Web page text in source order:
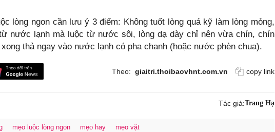
lòng ngon cần lưu ý 3 điểm: Không tuốt lòng quá kỹ làm lòng mỏng,
nước lạnh mà luộc từ nước sôi, lòng dạ dày chỉ nên vừa chín, chín
thả ngay vào nước lạnh có pha chanh (hoặc nước phèn chua).
Theo: giaitri.thoibaovhnt.com.vn copy link
Tác giả:Trang Hạ
mẹo luộc lòng ngon mẹo hay mẹo vặt